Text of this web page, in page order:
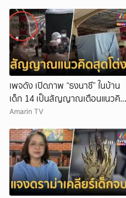
เพจดัง เปิดภาพ “ธงนาซี” ในบ้าน
เด็ก 14 เป็นสัญญาณเตือนแนวคิด
สุดโต่ง
Amarin TV